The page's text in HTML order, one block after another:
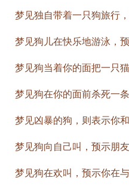
梦见独自带着一只狗旅行，
梦见狗儿在快乐地游泳，预
梦见狗当着你的面把一只猫
梦见狗在你的面前杀死一条
梦见凶暴的狗，则表示你和
梦见狗向自己叫，预示朋友
梦见狗在欢叫，预示你在与